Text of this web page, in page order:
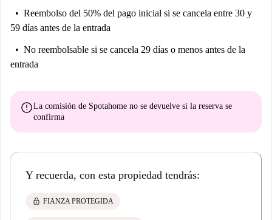
alquiler de la habitación incluye provisión para gastos: luz, agua,
calefacción, internet y seguro del hogar. El alojamiento es elegible para
APL (arrendamiento individual).
Reembolso del 50% del pago inicial si se cancela entre 30 y
59 días antes de la entrada
No reembolsable si se cancela 29 días o menos antes de la
entrada
errorLa comisión de Spotahome no se devuelve si la reserva se
confirma
Y recuerda, con esta propiedad tendrás:
lock FIANZA PROTEGIDA